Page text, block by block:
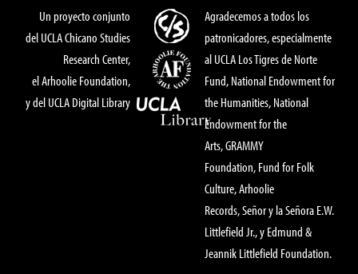
Un proyecto conjunto
del UCLA Chicano Studies
Research Center,
el Arhoolie Foundation,
y del UCLA Digital Library
Agradecemos a todos los
patronicadores, especialmente
al UCLA Los Tigres de Norte
Fund, National Endowment for
the Humanities, National
Endowment for the
Arts, GRAMMY
Foundation, Fund for Folk
Culture, Arhoolie
Records, Señor y la Señora E.W.
Littlefield Jr., y Edmund &
Jeannik Littlefield Foundation.